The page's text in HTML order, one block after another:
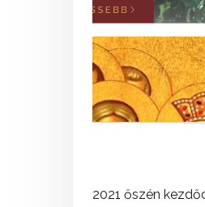
2021 őszén